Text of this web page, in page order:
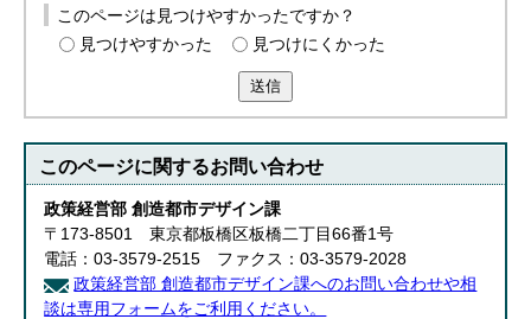
このページは見つけやすかったですか？
見つけやすかった
見つけにくかった
送信
このページに関するお問い合わせ
政策経営部 創造都市デザイン課
〒173-8501 東京都板橋区板橋二丁目66番1号
電話：03-3579-2515 ファクス：03-3579-2028
政策経営部 創造都市デザイン課へのお問い合わせや相
談は専用フォームをご利用ください。